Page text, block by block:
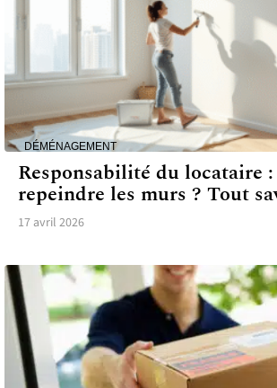
DÉMÉNAGEMENT
Responsabilité du locataire
repeindre les murs ? Tout
17 avril 2026